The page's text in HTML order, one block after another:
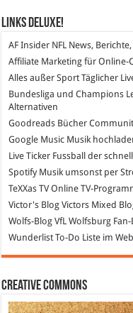
Links DeLuXe!
AF Insider NFL News,
Affiliate Marketing für Online-
Alles außer Sport Täglicher
Bundesliga und Champions
Alternativen
Goodreads Bücher
Google Music Musik
Live Ticker Fussball der
SpotifyMusik umsonst per
TeXXas TVOnline TV-
Victor's Blog Victors Mixed
Wolfs-Blog VfL Wolfsburg
Wunderlist To-Do Liste im Web
Creative Commons